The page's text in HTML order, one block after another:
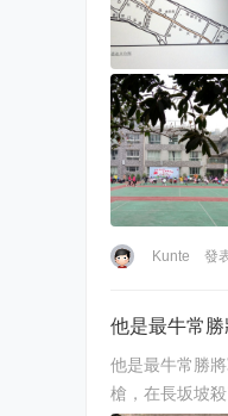
Kunte 發
他是最牛常
他是最牛常勝將軍，去世後墳墓兩千年未